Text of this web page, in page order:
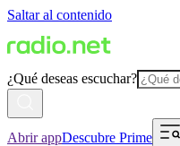
Saltar al contenido
¿Qué deseas escuchar?
Abrir appDescubre Prime